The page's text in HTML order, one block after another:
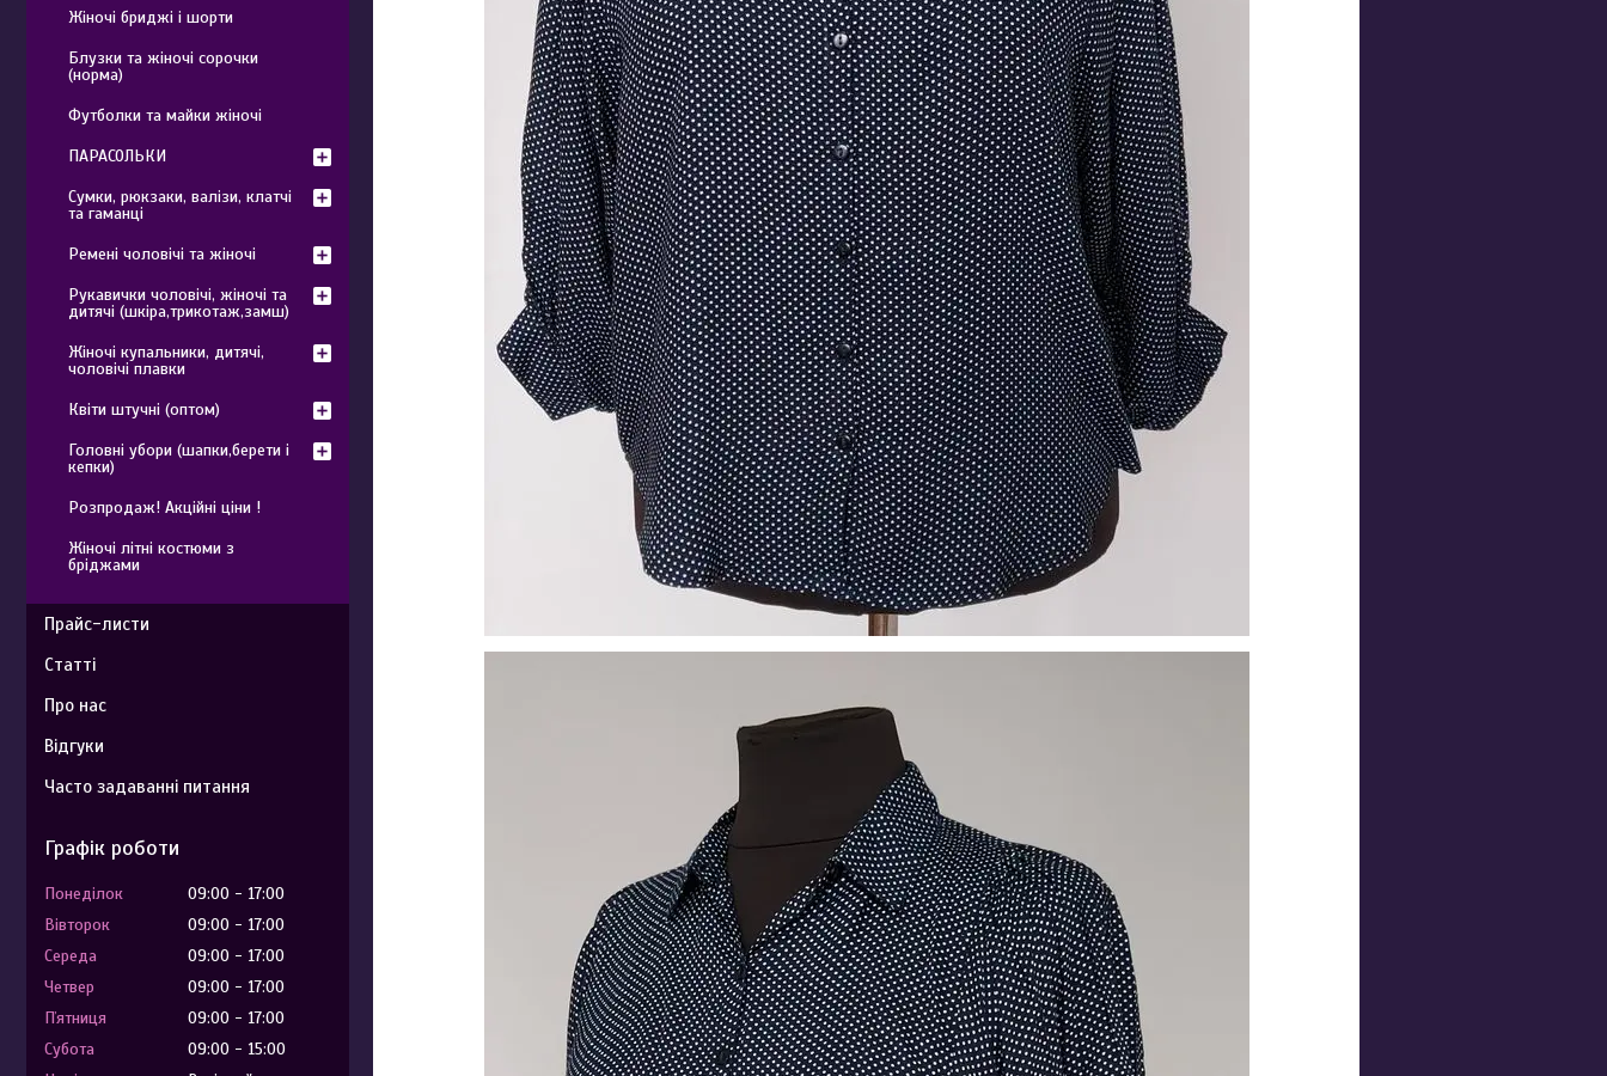
Жіночі бриджі і шорти
Блузки та жіночі сорочки
(норма)
Футболки та майки жіночі
ПАРАСОЛЬКИ
Сумки, рюкзаки, валізи, клатчі
та гаманці
Ремені чоловічі та жіночі
Рукавички чоловічі, жіночі та
дитячі (шкіра,трикотаж,замш)
Жіночі купальники, дитячі,
чоловічі плавки
Квіти штучні (оптом)
Головні убори (шапки,берети і
кепки)
Розпродаж! Акційні ціни !
Жіночі літні костюми з
бріджами
Прайс-листи
Статті
Про нас
Відгуки
Часто задаванні питання
Графік роботи
Понеділок 09:00
17:00
Вівторок
09:00
17:00
Середа
09:00
17:00
Четвер
09:00
17:00
Пʼятниця
09:00
17:00
Субота
09:00
15:00